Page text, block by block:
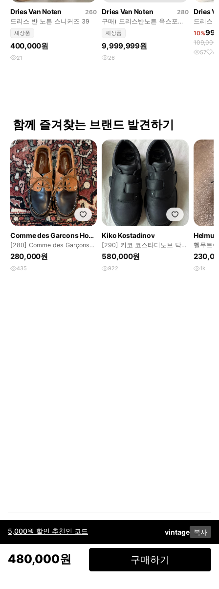
5,000원 할인 추천인 코드 vintage 복사
480,000원 구매하기
Dries Van Noten
260
드리스 반 노튼 스니커즈 39
새상품
400,000원
21
Dries Van Noten
280
구매) 드리스반노튼 옥스포드
슈즈 44
새상품
9,999,999원
26
Dries
드리스
T스트랩
10%
109,000
57 4
함께 즐겨찾는 브랜드 발견하기
Comme des Garcons Homme
[280] Comme des Garçons
Homme boat shoes
280,000원
435
Kiko Kostadinov
[290] 키코 코스타디노브 닥터
마틴 스트랩 슈즈
580,000원
922
Helmut
헬무트
1k
이용약관고객센터판매개인정보 처리방침사업자 정보다운로드
페이스북